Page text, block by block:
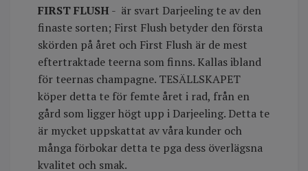
FIRST FLUSH - är svart Darjeeling te av den
finaste sorten; First Flush betyder den första
skörden på året och First Flush är de mest
eftertraktade teerna som finns. Kallas ibland
för teernas champagne. TESÄLLSKAPET
köper detta te för femte året i rad, från en
gård som ligger högt upp i Darjeeling. Detta te
är mycket uppskattat av våra kunder och
många förbokar detta te pga dess överlägsna
kvalitet och smak.